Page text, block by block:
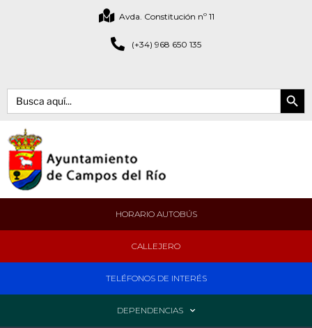
Avda. Constitución nº 11
(+34) 968 650 135
Buscar: Botón de
HORARIO AUTOBÚS
CALLEJERO
TELÉFONOS DE INTERÉS
DEPENDENCIAS